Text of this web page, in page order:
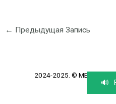
← Предыдущая Запись
2024-2025. © МБУК
🔊